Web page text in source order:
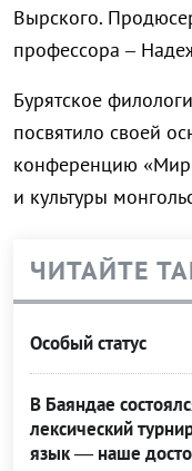
Вырского.
профессора –
Бурятское
посвятило своей
конференцию «Мир
и культуры
ЧИТАЙТЕ
Особый статус
В Баяндае
лексический
язык — наше